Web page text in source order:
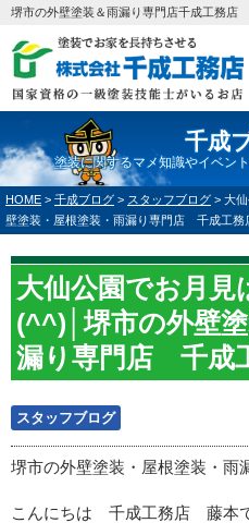
堺市の外壁塗装＆雨漏り専門店千成工務店
千成
塗装に関するマメ知識やイベン
HOME > 千成ブログ > スタッフブログ > 大
壁塗装・屋根塗装・雨漏り専門店 千成工務
大仙公園でお月
(^^)│堺市の外壁
漏り専門店 千成
スタッフブログ
堺市の外壁塗装・屋根塗装・雨
こんにちは 千成工務店 藤本で